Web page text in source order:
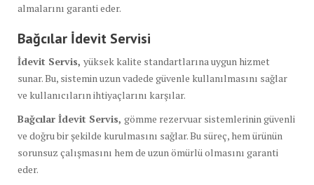
almalarını garanti eder.
Bağcılar İdevit Servisi
İdevit Servis, yüksek kalite standartlarına uygun hizmet
sunar. Bu, sistemin uzun vadede güvenle kullanılmasını sağlar
ve kullanıcıların ihtiyaçlarını karşılar.
Bağcılar İdevit Servis, gömme rezervuar sistemlerinin güvenli
ve doğru bir şekilde kurulmasını sağlar. Bu süreç, hem ürünün
sorunsuz çalışmasını hem de uzun ömürlü olmasını garanti
eder.